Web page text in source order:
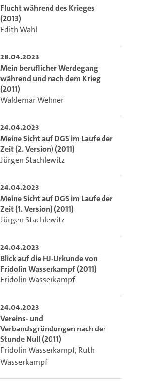
Flucht während des Krieges
(2013)
Edith Wahl
28.04.2023
Mein beruflicher Werdegang
während und nach dem Krieg
(2011)
Waldemar Wehner
24.04.2023
Meine Sicht auf DGS im Laufe der
Zeit (2. Version) (2011)
Jürgen Stachlewitz
24.04.2023
Meine Sicht auf DGS im Laufe der
Zeit (1. Version) (2011)
Jürgen Stachlewitz
24.04.2023
Blick auf die HJ-Urkunde von
Fridolin Wasserkampf (2011)
Fridolin Wasserkampf
24.04.2023
Vereins- und
Verbandsgründungen nach der
Stunde Null (2011)
Fridolin Wasserkampf, Ruth
Wasserkampf